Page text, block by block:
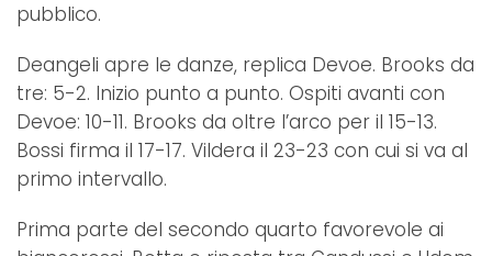
pubblico.
Deangeli apre le danze, replica Devoe. Brooks da
tre: 5-2. Inizio punto a punto. Ospiti avanti con
Devoe: 10-11. Brooks da oltre l’arco per il 15-13.
Bossi firma il 17-17. Vildera il 23-23 con cui si va al
primo intervallo.
Prima parte del secondo quarto favorevole ai